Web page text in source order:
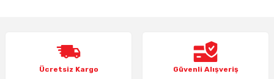
Ürün resmi kalitesiz, bozuk veya görüntülenemiyor.
Ürün açıklamasında eksik bilgiler bulunuyor.
Ücretsiz Kargo Güvenli Alışveriş